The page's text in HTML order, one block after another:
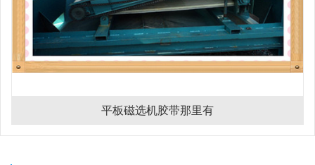
平板磁选机胶带那里有